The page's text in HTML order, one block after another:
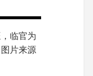
临官为
片来源